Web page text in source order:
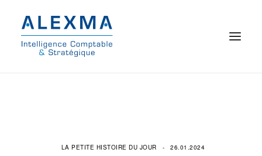
© 2021 Alexma
26.01.2024
LA PETITE HISTOIRE DU JOUR